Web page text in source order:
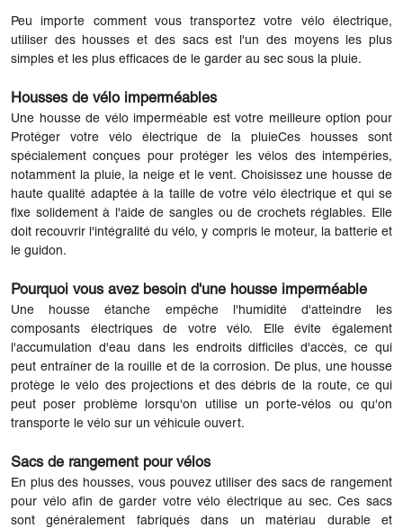
Peu importe comment vous transportez votre vélo électrique,
utiliser des housses et des sacs est l'un des moyens les plus
simples et les plus efficaces de le garder au sec sous la pluie.
Housses de vélo imperméables
Une housse de vélo imperméable est votre meilleure option pour
Protéger votre vélo électrique de la pluieCes housses sont
spécialement conçues pour protéger les vélos des intempéries,
notamment la pluie, la neige et le vent. Choisissez une housse de
haute qualité adaptée à la taille de votre vélo électrique et qui se
fixe solidement à l'aide de sangles ou de crochets réglables. Elle
doit recouvrir l'intégralité du vélo, y compris le moteur, la batterie et
le guidon.
Pourquoi vous avez besoin d'une housse imperméable
Une housse étanche empêche l'humidité d'atteindre les
composants électriques de votre vélo. Elle évite également
l'accumulation d'eau dans les endroits difficiles d'accès, ce qui
peut entraîner de la rouille et de la corrosion. De plus, une housse
protège le vélo des projections et des débris de la route, ce qui
peut poser problème lorsqu'on utilise un porte-vélos ou qu'on
transporte le vélo sur un véhicule ouvert.
Sacs de rangement pour vélos
En plus des housses, vous pouvez utiliser des sacs de rangement
pour vélo afin de garder votre vélo électrique au sec. Ces sacs
sont généralement fabriqués dans un matériau durable et